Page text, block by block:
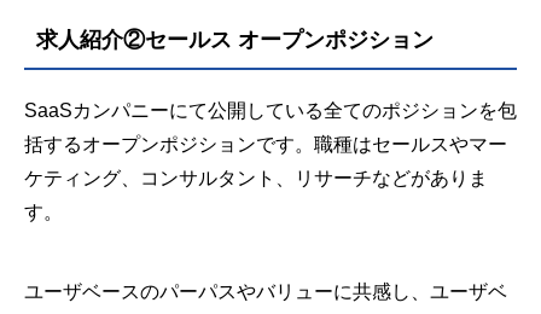
求人紹介②セールス オープンポジション
SaaSカンパニーにて公開している全てのポジションを包
括するオープンポジションです。職種はセールスやマー
ケティング、コンサルタント、リサーチなどがありま
す。
ユーザベースのパーパスやバリューに共感し、ユーザベ